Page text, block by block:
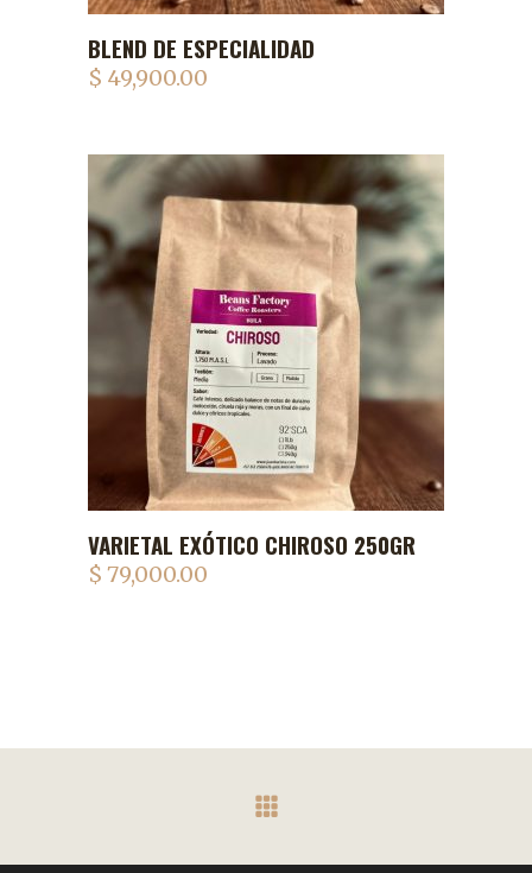
ADD TO CART
BLEND DE ESPECIALIDAD
$ 49,900.00
ADD TO CART
VARIETAL EXÓTICO CHIROSO 250GR
$ 79,000.00